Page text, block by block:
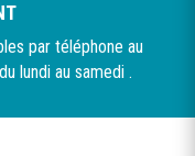
par téléphone au
lundi au samedi .